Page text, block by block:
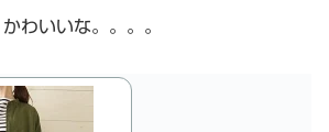
かわいいな。。。。